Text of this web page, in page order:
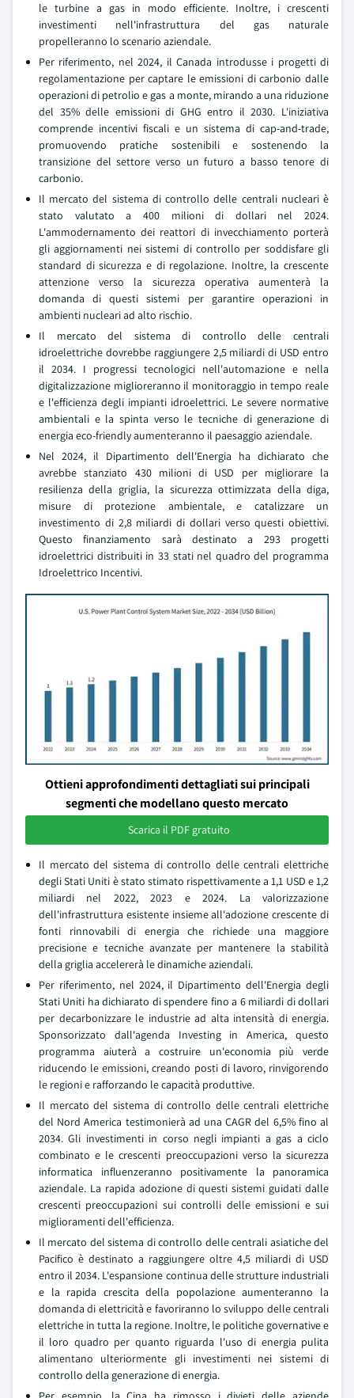
le turbine a gas in modo efficiente. Inoltre, i crescenti
investimenti nell'infrastruttura del gas naturale
propelleranno lo scenario aziendale.
Per riferimento, nel 2024, il Canada introdusse i progetti di
regolamentazione per captare le emissioni di carbonio dalle
operazioni di petrolio e gas a monte, mirando a una riduzione
del 35% delle emissioni di GHG entro il 2030. L'iniziativa
comprende incentivi fiscali e un sistema di cap-and-trade,
promuovendo pratiche sostenibili e sostenendo la
transizione del settore verso un futuro a basso tenore di
carbonio.
Il mercato del sistema di controllo delle centrali nucleari è
stato valutato a 400 milioni di dollari nel 2024.
L'ammodernamento dei reattori di invecchiamento porterà
gli aggiornamenti nei sistemi di controllo per soddisfare gli
standard di sicurezza e di regolazione. Inoltre, la crescente
attenzione verso la sicurezza operativa aumenterà la
domanda di questi sistemi per garantire operazioni in
ambienti nucleari ad alto rischio.
Il mercato del sistema di controllo delle centrali
idroelettriche dovrebbe raggiungere 2,5 miliardi di USD entro
il 2034. I progressi tecnologici nell'automazione e nella
digitalizzazione miglioreranno il monitoraggio in tempo reale
e l'efficienza degli impianti idroelettrici. Le severe normative
ambientali e la spinta verso le tecniche di generazione di
energia eco-friendly aumenteranno il paesaggio aziendale.
Nel 2024, il Dipartimento dell'Energia ha dichiarato che
avrebbe stanziato 430 milioni di USD per migliorare la
resilienza della griglia, la sicurezza ottimizzata della diga,
misure di protezione ambientale, e catalizzare un
investimento di 2,8 miliardi di dollari verso questi obiettivi.
Questo finanziamento sarà destinato a 293 progetti
idroelettrici distribuiti in 33 stati nel quadro del programma
Idroelettrico Incentivi.
Ottieni approfondimenti dettagliati sui principali
segmenti che modellano questo mercato
Scarica il PDF gratuito
Il mercato del sistema di controllo delle centrali elettriche
degli Stati Uniti è stato stimato rispettivamente a 1,1 USD e 1,2
miliardi nel 2022, 2023 e 2024. La valorizzazione
dell'infrastruttura esistente insieme all'adozione crescente di
fonti rinnovabili di energia che richiede una maggiore
precisione e tecniche avanzate per mantenere la stabilità
della griglia accelererà le dinamiche aziendali.
Per riferimento, nel 2024, il Dipartimento dell'Energia degli
Stati Uniti ha dichiarato di spendere fino a 6 miliardi di dollari
per decarbonizzare le industrie ad alta intensità di energia.
Sponsorizzato dall'agenda Investing in America, questo
programma aiuterà a costruire un'economia più verde
riducendo le emissioni, creando posti di lavoro, rinvigorendo
le regioni e rafforzando le capacità produttive.
Il mercato del sistema di controllo delle centrali elettriche
del Nord America testimonierà ad una CAGR del 6,5% fino al
2034. Gli investimenti in corso negli impianti a gas a ciclo
combinato e le crescenti preoccupazioni verso la sicurezza
informatica influenzeranno positivamente la panoramica
aziendale. La rapida adozione di questi sistemi guidati dalle
crescenti preoccupazioni sui controlli delle emissioni e sui
miglioramenti dell'efficienza.
Il mercato del sistema di controllo delle centrali asiatiche del
Pacifico è destinato a raggiungere oltre 4,5 miliardi di USD
entro il 2034. L'espansione continua delle strutture industriali
e la rapida crescita della popolazione aumenteranno la
domanda di elettricità e favoriranno lo sviluppo delle centrali
elettriche in tutta la regione. Inoltre, le politiche governative e
il loro quadro per quanto riguarda l'uso di energia pulita
alimentano ulteriormente gli investimenti nei sistemi di
controllo della generazione di energia.